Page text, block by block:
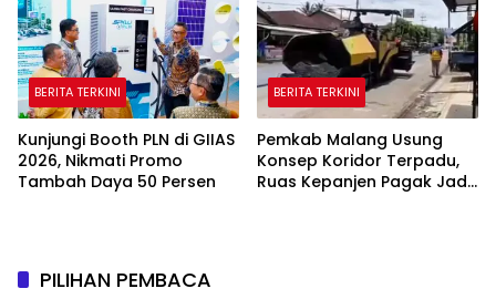
BERITA TERKINI
Kunjungi Booth PLN di GIIAS
2026, Nikmati Promo
Tambah Daya 50 Persen
BERITA TERKINI
Pemkab Malang Usung
Konsep Koridor Terpadu,
Ruas Kepanjen Pagak Jadi
PILIHAN PEMBACA